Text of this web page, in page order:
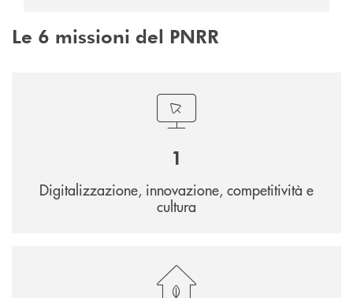
Le 6 missioni del PNRR
1
Digitalizzazione, innovazione, competitività e
cultura